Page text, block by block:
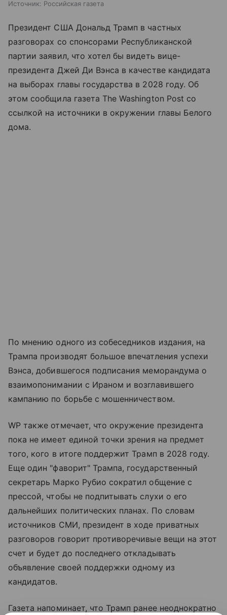
Источник: Российская газета
Президент США Дональд Трамп в частных
разговорах со спонсорами Республиканской
партии заявил, что хотел бы видеть вице-
президента Джей Ди Вэнса в качестве кандидата
на выборах главы государства в 2028 году. Об
этом сообщила газета The Washington Post со
ссылкой на источники в окружении главы Белого
дома.
По мнению одного из собеседников издания, на
Трампа производят большое впечатления успехи
Вэнса, добившегося подписания меморандума о
взаимопонимании с Ираном и возглавившего
кампанию по борьбе с мошенничеством.
WP также отмечает, что окружение президента
пока не имеет единой точки зрения на предмет
того, кого в итоге поддержит Трамп в 2028 году.
Еще один "фаворит" Трампа, государственный
секретарь Марко Рубио сократил общение с
прессой, чтобы не подпитывать слухи о его
дальнейших политических планах. По словам
источников СМИ, президент в ходе приватных
разговоров говорит противоречивые вещи на этот
счет и будет до последнего откладывать
объявление своей поддержки одному из
кандидатов.
Газета напоминает, что Трамп ранее неоднократно